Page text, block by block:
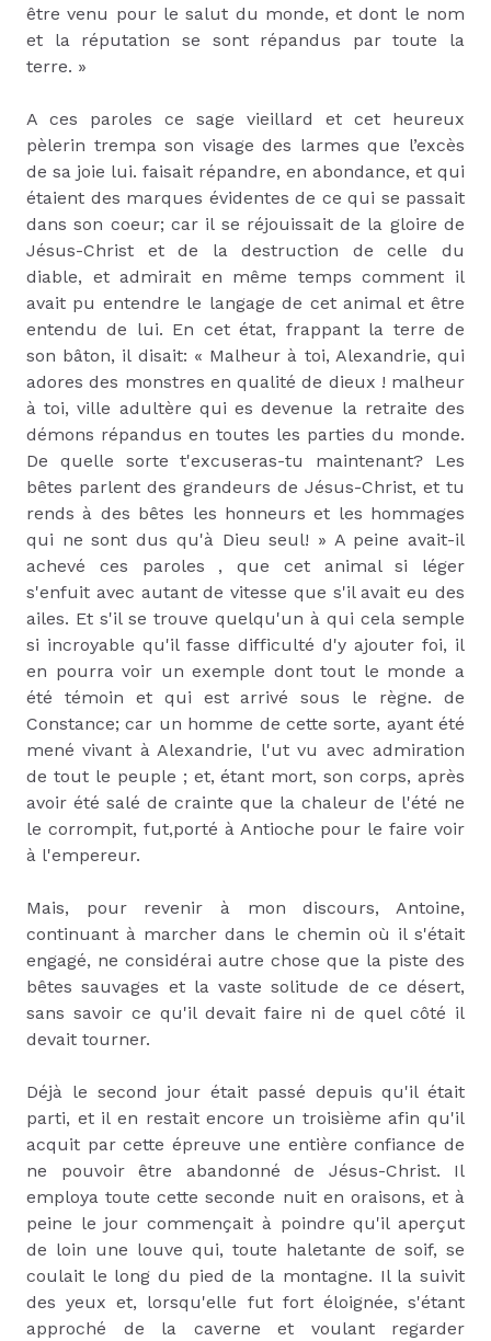
être venu pour le salut du monde, et dont le nom
et la réputation se sont répandus par toute la
terre. »
A ces paroles ce sage vieillard et cet heureux
pèlerin trempa son visage des larmes que l’excès
de sa joie lui. faisait répandre, en abondance, et qui
étaient des marques évidentes de ce qui se passait
dans son coeur; car il se réjouissait de la gloire de
Jésus-Christ et de la destruction de celle du
diable, et admirait en même temps comment il
avait pu entendre le langage de cet animal et être
entendu de lui. En cet état, frappant la terre de
son bâton, il disait: « Malheur à toi, Alexandrie, qui
adores des monstres en qualité de dieux ! malheur
à toi, ville adultère qui es devenue la retraite des
démons répandus en toutes les parties du monde.
De quelle sorte t'excuseras-tu maintenant? Les
bêtes parlent des grandeurs de Jésus-Christ, et tu
rends à des bêtes les honneurs et les hommages
qui ne sont dus qu'à Dieu seul! » A peine avait-il
achevé ces paroles , que cet animal si léger
s'enfuit avec autant de vitesse que s'il avait eu des
ailes. Et s'il se trouve quelqu'un à qui cela semple
si incroyable qu'il fasse difficulté d'y ajouter foi, il
en pourra voir un exemple dont tout le monde a
été témoin et qui est arrivé sous le règne. de
Constance; car un homme de cette sorte, ayant été
mené vivant à Alexandrie, l'ut vu avec admiration
de tout le peuple ; et, étant mort, son corps, après
avoir été salé de crainte que la chaleur de l'été ne
le corrompit, fut,porté à Antioche pour le faire voir
à l'empereur.
Mais, pour revenir à mon discours, Antoine,
continuant à marcher dans le chemin où il s'était
engagé, ne considérai autre chose que la piste des
bêtes sauvages et la vaste solitude de ce désert,
sans savoir ce qu'il devait faire ni de quel côté il
devait tourner.
Déjà le second jour était passé depuis qu'il était
parti, et il en restait encore un troisième afin qu'il
acquit par cette épreuve une entière confiance de
ne pouvoir être abandonné de Jésus-Christ. Il
employa toute cette seconde nuit en oraisons, et à
peine le jour commençait à poindre qu'il aperçut
de loin une louve qui, toute haletante de soif, se
coulait le long du pied de la montagne. Il la suivit
des yeux et, lorsqu'elle fut fort éloignée, s'étant
approché de la caverne et voulant regarder